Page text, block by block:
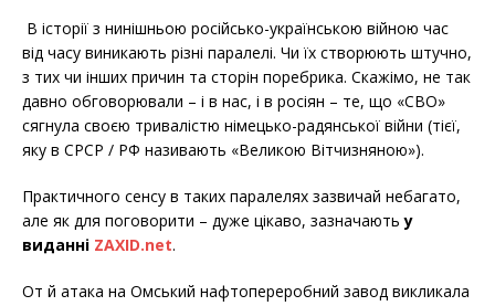
o
o
k
e
r
В історії з нинішньою російсько-українською війною час
від часу виникають різні паралелі. Чи їх створюють штучно,
з тих чи інших причин та сторін поребрика. Скажімо, не так
давно обговорювали – і в нас, і в росіян – те, що «СВО»
сягнула своєю тривалістю німецько-радянської війни (тієї,
яку в СРСР / РФ називають «Великою Вітчизняною»).
Практичного сенсу в таких паралелях зазвичай небагато,
але як для поговорити – дуже цікаво, зазначаютьу
виданні ZAXID.net.
От й атака на Омський нафтопереробний завод викликала